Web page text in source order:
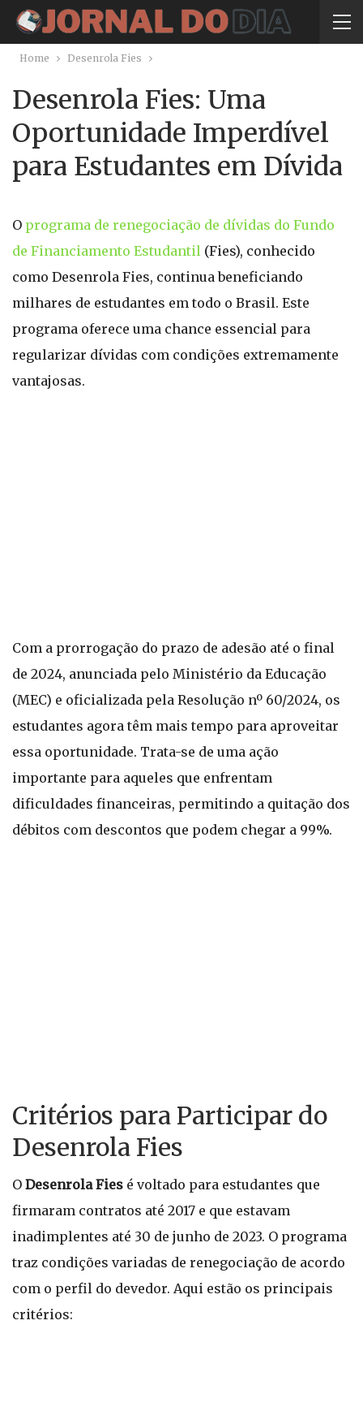
Home Desenrola Fies
Desenrola Fies: Uma
Oportunidade Imperdível
para Estudantes em Dívida
O programa de renegociação de dívidas do Fundo
de Financiamento Estudantil (Fies), conhecido
como Desenrola Fies, continua beneficiando
milhares de estudantes em todo o Brasil. Este
programa oferece uma chance essencial para
regularizar dívidas com condições extremamente
vantajosas.
Com a prorrogação do prazo de adesão até o final
de 2024, anunciada pelo Ministério da Educação
(MEC) e oficializada pela Resolução nº 60/2024, os
estudantes agora têm mais tempo para aproveitar
essa oportunidade. Trata-se de uma ação
importante para aqueles que enfrentam
dificuldades financeiras, permitindo a quitação dos
débitos com descontos que podem chegar a 99%.
Critérios para Participar do
Desenrola Fies
O Desenrola Fies é voltado para estudantes que
firmaram contratos até 2017 e que estavam
inadimplentes até 30 de junho de 2023. O programa
traz condições variadas de renegociação de acordo
com o perfil do devedor. Aqui estão os principais
critérios: